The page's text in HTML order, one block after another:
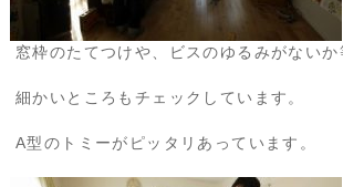
窓枠のたてつけや、ビスのゆるみがないか
細かいところもチェックしています。
A型のトミーがピッタリあっています。